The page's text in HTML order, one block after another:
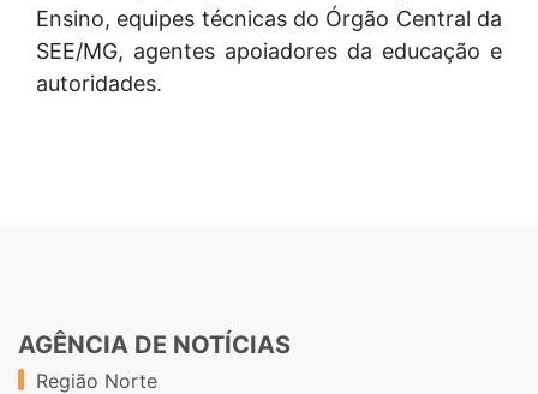
Ensino, equipes técnicas do Órgão Central da
SEE/MG, agentes apoiadores da educação e
autoridades.
AGÊNCIA DE NOTÍCIAS
Região Norte